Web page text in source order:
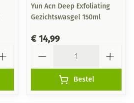
Yun Acn Deep Exfoliating
Gezichtswasgel 150ml
€ 14,99
Bestel